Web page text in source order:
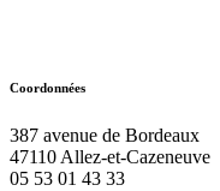
Coordonnées
387 avenue de Bordeaux
47110 Allez-et-Cazeneuve
05 53 01 43 33